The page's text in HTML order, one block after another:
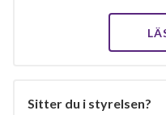
Sitter du i styrelsen?